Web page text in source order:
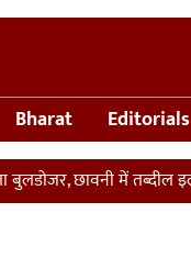
Bharat Editorials
छावनी में तब्दील इलाका